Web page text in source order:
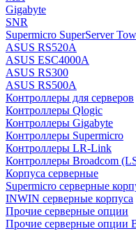
Gigabyte
SNR
Supermicro SuperServer
ASUS RS520A
ASUS ESC4000A
ASUS RS300
ASUS RS500A
Контроллеры для серверов
Контроллеры Qlogic
Контроллеры Gigabyte
Контроллеры Supermicro
Контроллеры LR-Link
Контроллеры Broadcom
Корпуса серверные
Supermicro серверные
INWIN серверные корпуса
Прочие серверные опции
Прочие серверные опции